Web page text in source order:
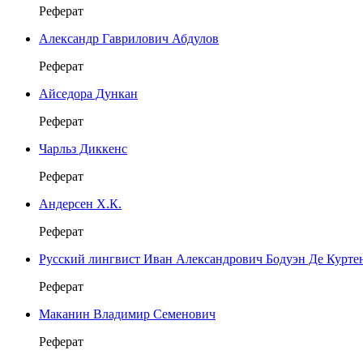
Реферат
Александр Гаврилович Абдулов
Реферат
Айседора Дункан
Реферат
Чарльз Диккенс
Реферат
Андерсен Х.К.
Реферат
Русский лингвист Иван Александрович Бодуэн Де
Реферат
Маканин Владимир Семенович
Реферат